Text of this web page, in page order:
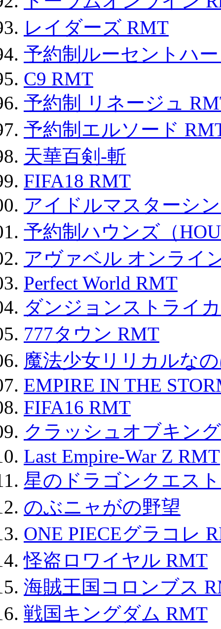
レイダーズ RMT
予約制ルーセントハ
C9 RMT
予約制 リネージュ
予約制エルソード
天華百剣-斬
FIFA18 RMT
アイドルマスターシ
予約制ハウンズ（
アヴァベル オンライ
Perfect World RMT
ダンジョンストライ
777タウン RMT
魔法少女リリカルな
EMPIRE IN THE
FIFA16 RMT
クラッシュオブキン
Last Empire-War Z RMT
星のドラゴンクエス
のぶニャがの野望
ONE PIECEグラコレ
怪盗ロワイヤル RMT
海賊王国コロンブス
戦国キングダム RMT